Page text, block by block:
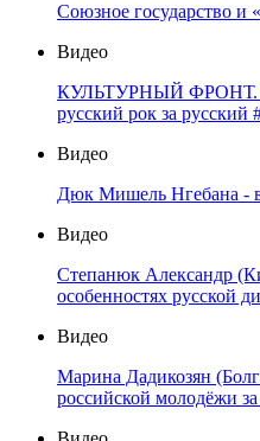
Союзное государство и
Видео
КУЛЬТУРНЫЙ ФРОНТ.
русский рок за русский
Видео
Дюк Мишель Нгебана -
Видео
Степанюк Александр
особенностях русской
Видео
Марина Дадикозян
российской молодёжи